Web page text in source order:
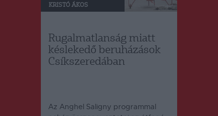
KRISTÓ ÁKOS
Rugalmatlanság miatt
késlekedő beruházások
Csíkszeredában
Az Anghel Saligny programmal